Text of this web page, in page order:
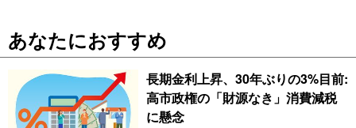
あなたにおすすめ
長期金利上昇、30年ぶりの3%目前:
高市政権の「財源なき」消費減税
に懸念